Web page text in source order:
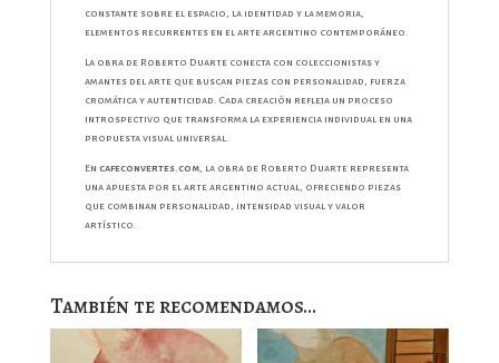
constante sobre el espacio, la identidad y la memoria,
elementos recurrentes en el arte argentino contemporáneo.
La obra de Roberto Duarte conecta con coleccionistas y
amantes del arte que buscan piezas con personalidad, fuerza
cromática y autenticidad. Cada creación refleja un proceso
introspectivo que transforma la experiencia individual en una
propuesta visual universal.
En cafeconvertes.com, la obra de Roberto Duarte representa
una apuesta por el arte argentino actual, ofreciendo piezas
que combinan personalidad, intensidad visual y valor
artístico.
También te recomendamos…